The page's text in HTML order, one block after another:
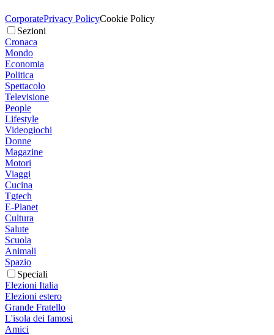
CorporatePrivacy PolicyCookie Policy
Sezioni
Cronaca
Mondo
Economia
Politica
Spettacolo
Televisione
People
Lifestyle
Videogiochi
Donne
Magazine
Motori
Viaggi
Cucina
Tgtech
E-Planet
Cultura
Salute
Scuola
Animali
Spazio
Speciali
Elezioni Italia
Elezioni estero
Grande Fratello
L'isola dei famosi
Amici